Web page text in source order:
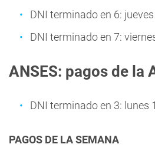
DNI terminado en 6:
DNI terminado en 7:
ANSES: pagos de la
DNI terminado en 3: lunes
PAGOS DE LA SEMANA